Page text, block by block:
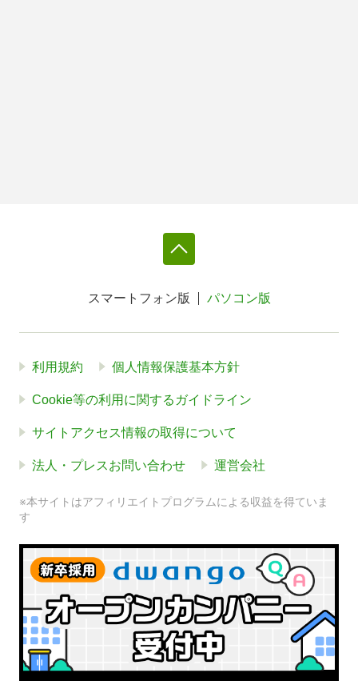
スマートフォン版 パソコン版
利用規約 個人情報保護基本方針
Cookie等の利用に関するガイドライン
サイトアクセス情報の取得について
法人・プレスお問い合わせ 運営会社
※本サイトはアフィリエイトプログラムによる収益を得ていま
す